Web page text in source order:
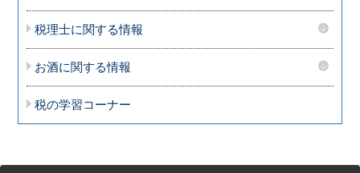
税理士に関する情報
お酒に関する情報
税の学習コーナー